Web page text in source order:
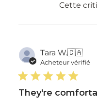
Cette
Tara W.🇨🇦
Acheteur vérifié
They're